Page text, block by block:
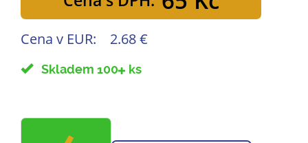
Cena v EUR: 2.68 €
Skladem 100 ks